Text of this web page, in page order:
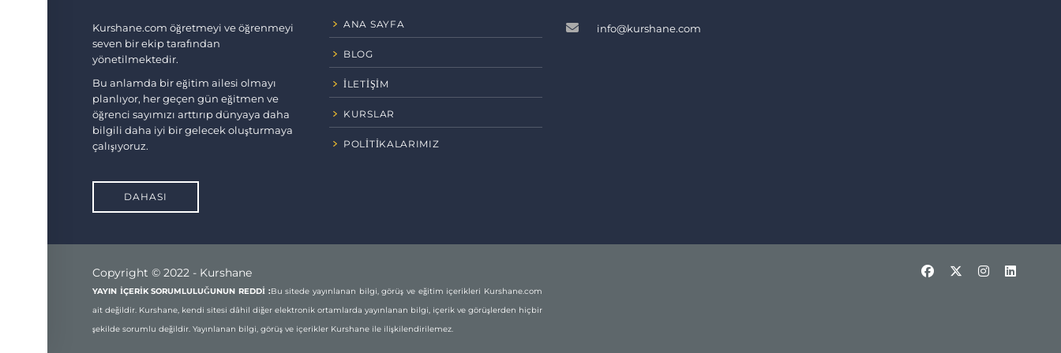
Kurshane.com öğretmeyi ve öğrenmeyi
seven bir ekip tarafından
yönetilmektedir.
Bu anlamda bir eğitim ailesi olmayı
planlıyor, her geçen gün eğitmen ve
öğrenci sayımızı arttırıp dünyaya daha
bilgili daha iyi bir gelecek oluşturmaya
çalışıyoruz.
DAHASI
ANA SAYFA
BLOG
İLETIŞIM
KURSLAR
POLITIKALARIMIZ
info@kurshane.com
Copyright © 2022 - Kurshane
YAYIN İÇERİK SORUMLULUĞUNUN REDDİ :Bu sitede yayınlanan bilgi, görüş ve eğitim içerikleri Kurshane.com
ait değildir. Kurshane, kendi sitesi dâhil diğer elektronik ortamlarda yayınlanan bilgi, içerik ve görüşlerden hiçbir
şekilde sorumlu değildir. Yayınlanan bilgi, görüş ve içerikler Kurshane ile ilişkilendirilemez.